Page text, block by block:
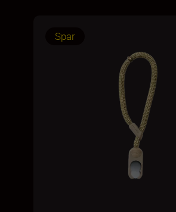
Spar